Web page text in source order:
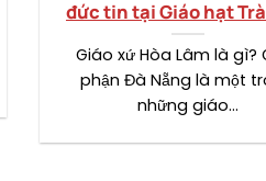
đức tin tại Giáo hạt
Giáo xứ Hòa Lâm là gì?
phận Đà Nẵng là một
những giáo…